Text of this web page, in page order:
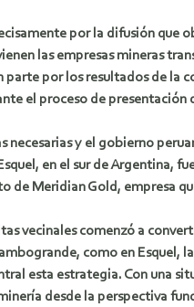
por la difusión que
las empresas mineras
por los resultados de
el proceso de presentación
necesarias y el gobierno
en el sur de Argentina,
de Meridian Gold, empresa
vecinales comenzó a
como en
esta estrategia. Con una
desde la perspectiva